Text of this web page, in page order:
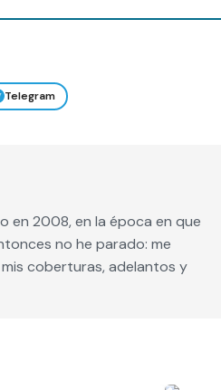
Telegram
en 2008, en la época en que
no he parado: me
coberturas, adelantos y